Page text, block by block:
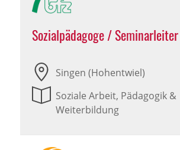
Sozialpädagoge /
Singen (Hohentwiel)
Soziale Arbeit, Pädagogik &
Weiterbildung